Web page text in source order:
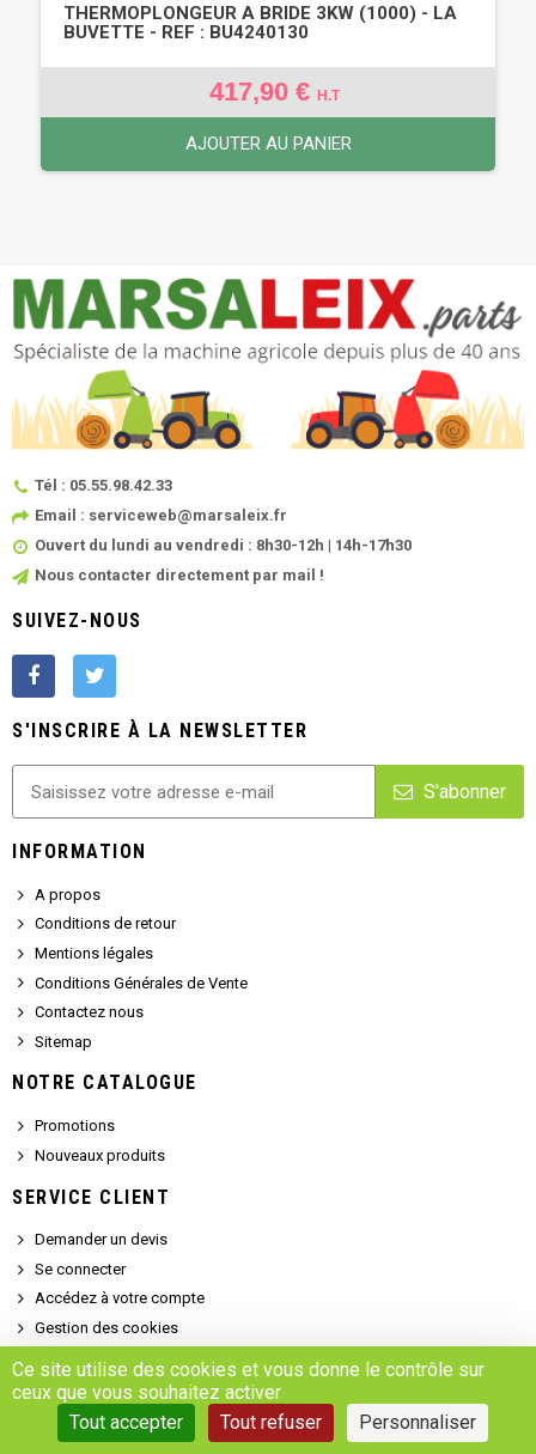
THERMOPLONGEUR A BRIDE 3KW (1000) - LA
BUVETTE - REF : BU4240130
417,90 € H.T
AJOUTER AU PANIER
Tél : 05.55.98.42.33
Email : serviceweb@marsaleix.fr
Ouvert du lundi au vendredi : 8h30-12h | 14h-17h30
Nous contacter directement par mail !
SUIVEZ-NOUS
S'INSCRIRE À LA NEWSLETTER
S'abonner
INFORMATION
A propos
Conditions de retour
Mentions légales
Conditions Générales de Vente
Contactez nous
Sitemap
NOTRE CATALOGUE
Promotions
Nouveaux produits
SERVICE CLIENT
Demander un devis
Se connecter
Accédez à votre compte
Gestion des cookies
Copyright © 2025 - MARSALEIX.parts
Ce site utilise des cookies et vous donne le contrôle sur
ceux que vous souhaitez activer
Tout accepter
Tout refuser Personnaliser